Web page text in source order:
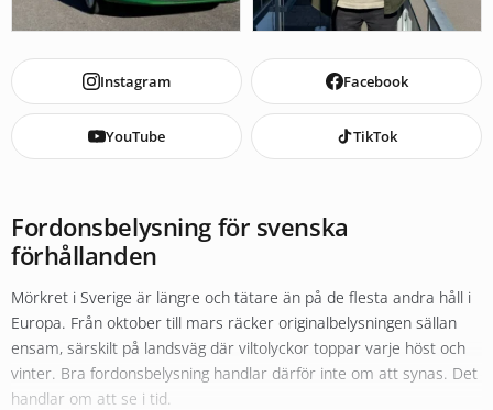
Instagram Facebook
YouTube TikTok
Fordonsbelysning för svenska
förhållanden
Mörkret i Sverige är längre och tätare än på de flesta andra håll i
Europa. Från oktober till mars räcker originalbelysningen sällan
ensam, särskilt på landsväg där viltolyckor toppar varje höst och
vinter. Bra fordonsbelysning handlar därför inte om att synas. Det
handlar om att se i tid.